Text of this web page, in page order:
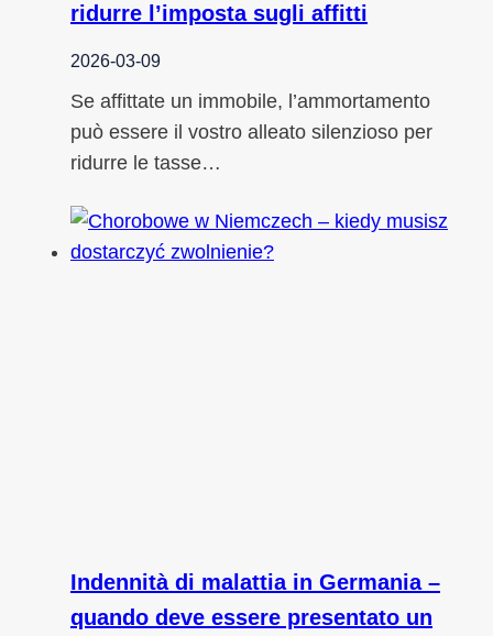
ridurre l’imposta sugli affitti
2026-03-09
Se affittate un immobile, l’ammortamento
può essere il vostro alleato silenzioso per
ridurre le tasse…
Indennità di malattia in Germania –
quando deve essere presentato un